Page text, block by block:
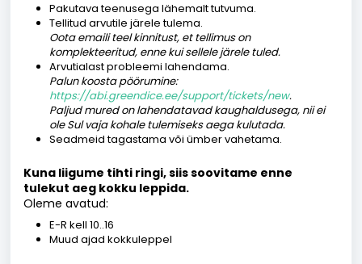
Pakutava teenusega lähemalt tutvuma.
Tellitud arvutile järele tulema.
Oota emaili teel kinnitust, et tellimus on
komplekteeritud, enne kui sellele järele tuled.
Arvutialast probleemi lahendama.
Palun koosta pöörumine:
https://abi.greendice.ee/support/tickets/new.
Paljud mured on lahendatavad kaughaldusega, nii ei
ole Sul vaja kohale tulemiseks aega kulutada.
Seadmeid tagastama või ümber vahetama.
Kuna liigume tihti ringi, siis soovitame enne
tulekut aeg kokku leppida.
Oleme avatud:
E-R kell 10..16
Muud ajad kokkuleppel